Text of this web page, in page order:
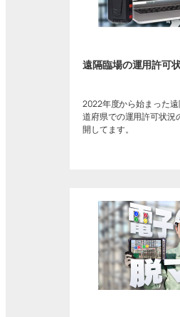
遠隔臨場の運用許可
2022年度から始まった
道府県での運用許可状況
開してます。